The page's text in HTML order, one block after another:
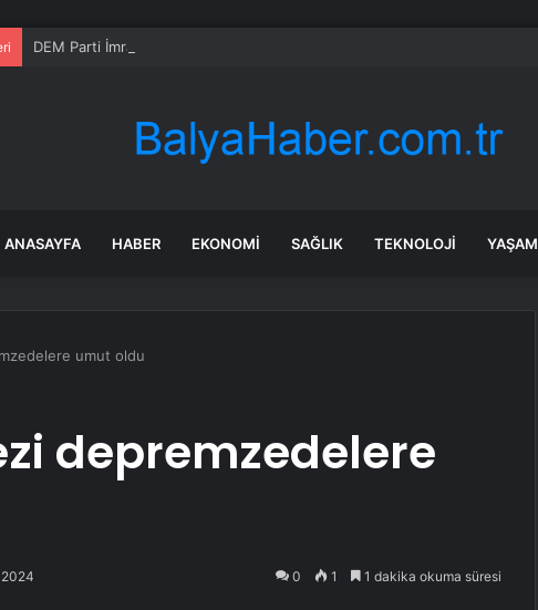
DEM Parti İmralı heyeti Öcalan ile görüştü
ANASAYFA HABER EKONOMI SAĞLIK TEKNOLOJI YAŞAM
umut oldu
depremzedelere
0 1 1 dakika okuma süresi